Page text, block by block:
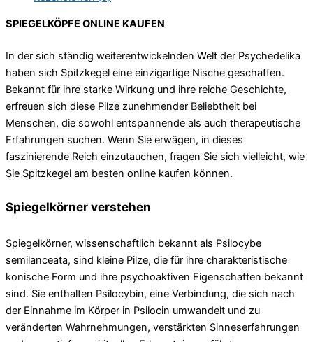
SPIEGELKÖPFE ONLINE KAUFEN
In der sich ständig weiterentwickelnden Welt der Psychedelika
haben sich Spitzkegel eine einzigartige Nische geschaffen.
Bekannt für ihre starke Wirkung und ihre reiche Geschichte,
erfreuen sich diese Pilze zunehmender Beliebtheit bei
Menschen, die sowohl entspannende als auch therapeutische
Erfahrungen suchen. Wenn Sie erwägen, in dieses
faszinierende Reich einzutauchen, fragen Sie sich vielleicht, wie
Sie Spitzkegel am besten online kaufen können.
Spiegelkörner verstehen
Spiegelkörner, wissenschaftlich bekannt als Psilocybe
semilanceata, sind kleine Pilze, die für ihre charakteristische
konische Form und ihre psychoaktiven Eigenschaften bekannt
sind. Sie enthalten Psilocybin, eine Verbindung, die sich nach
der Einnahme im Körper in Psilocin umwandelt und zu
veränderten Wahrnehmungen, verstärkten Sinneserfahrungen